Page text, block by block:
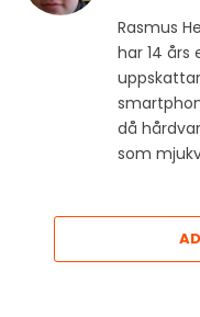
Rasmus
har 14
då
som